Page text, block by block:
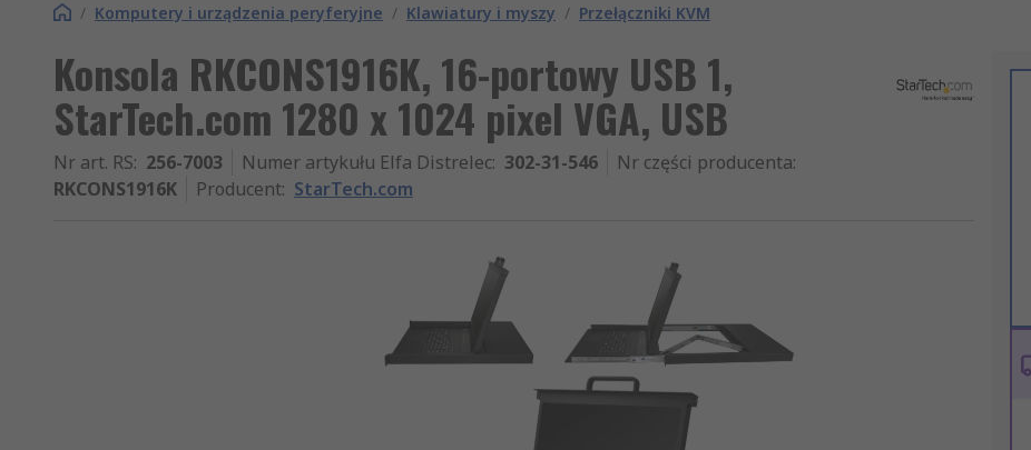
/ Komputery i urządzenia peryferyjne / Klawiatury i myszy / Przełączniki KVM
Konsola RKCONS1916K, 16-portowy USB 1,
StarTech.com 1280 x 1024 pixel VGA, USB
Nr art. RS: 256-7003 Numer artykułu Elfa Distrelec: 302-31-546 Nr części producenta:
RKCONS1916K
Producent: StarTech.com